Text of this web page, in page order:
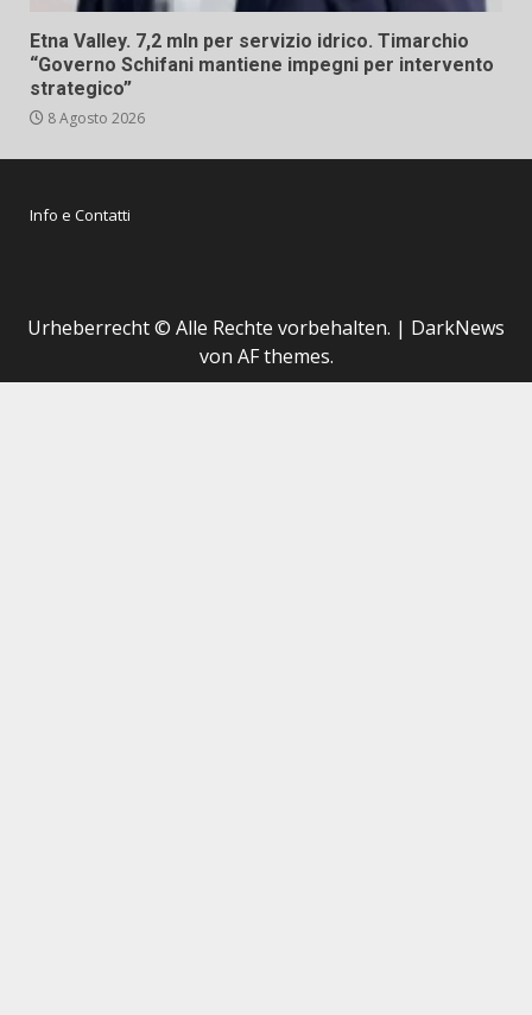
Etna Valley. 7,2 mln per servizio idrico. Timarchio
“Governo Schifani mantiene impegni per intervento
strategico”
8 Agosto 2026
Info e Contatti
Urheberrecht © Alle Rechte vorbehalten. | DarkNews
von AF themes.